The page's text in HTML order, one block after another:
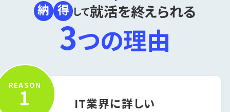
納 得 して就活を終えられる
3つの理由
REASON
1
IT業界に詳しい